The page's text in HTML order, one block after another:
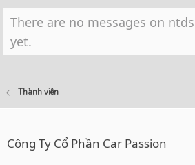
There are no messages on
yet.
Thành viên
Công Ty Cổ Phần Car Passion